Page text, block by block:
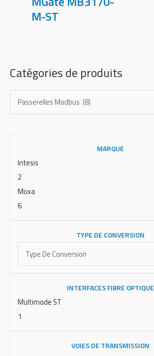
Catégories de produits
MARQUE
Intesis
2
Moxa
6
TYPE DE CONVERSION
INTERFACES FIBRE OPTIQUE
Multimode ST
1
VOIES DE TRANSMISSION
M-ST